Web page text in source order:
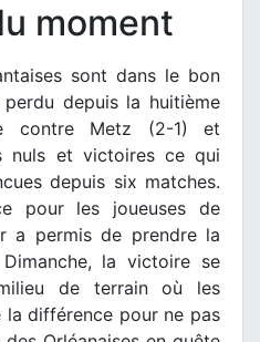
moment
sont dans le bon
depuis la huitième
contre Metz (2-1) et
nuls et victoires ce qui
depuis six matches.
pour les joueuses de
a permis de prendre la
la victoire se
de terrain où les
la différence pour ne pas